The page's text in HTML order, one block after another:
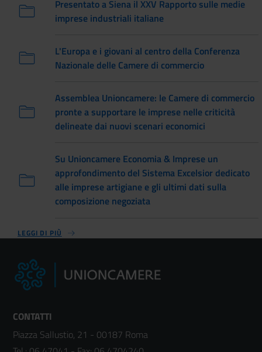
Presentato a Siena il XXV Rapporto sulle medie
imprese industriali italiane
L'Europa e i giovani al centro della Conferenza
Nazionale delle Camere di commercio
Assemblea Unioncamere: le Camere di commercio
pronte a supportare le imprese nelle criticità
delineate dai nuovi scenari economici
Su Unioncamere Economia & Imprese un
approfondimento del Sistema Excelsior dedicato
alle imprese artigiane e gli ultimi dati sulla
composizione negoziata
LEGGI DI PIÙ
CONTATTI
Piazza Sallustio, 21 - 00187 Roma